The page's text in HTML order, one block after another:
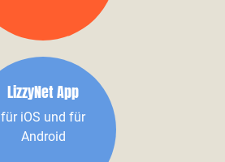
LizzyNet App
für iOS und für
Android